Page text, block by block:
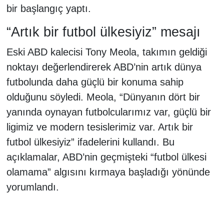
bir başlangıç yaptı.
“Artık bir futbol ülkesiyiz” mesajı
Eski ABD kalecisi Tony Meola, takımın geldiği
noktayı değerlendirerek ABD’nin artık dünya
futbolunda daha güçlü bir konuma sahip
olduğunu söyledi. Meola, “Dünyanın dört bir
yanında oynayan futbolcularımız var, güçlü bir
ligimiz ve modern tesislerimiz var. Artık bir
futbol ülkesiyiz” ifadelerini kullandı. Bu
açıklamalar, ABD’nin geçmişteki “futbol ülkesi
olamama” algısını kırmaya başladığı yönünde
yorumlandı.